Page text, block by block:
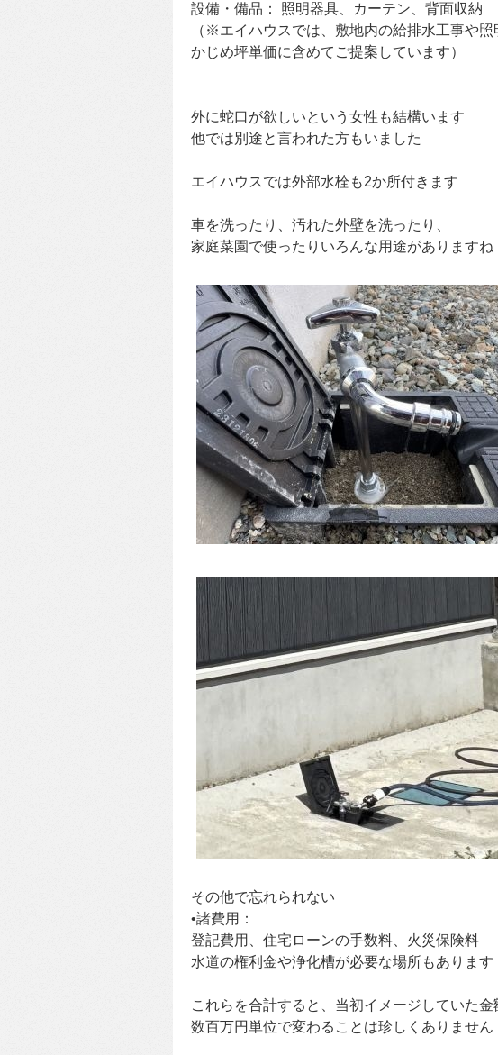
設備・備品： 照明器具、カーテン、背面収納
（※エイハウスでは、敷地内の給排水工事や
かじめ坪単価に含めてご提案しています）
外に蛇口が欲しいという女性も結構います
他では別途と言われた方もいました
エイハウスでは外部水栓も2か所付きます
車を洗ったり、汚れた外壁を洗ったり、
家庭菜園で使ったりいろんな用途がありますね
その他で忘れられない
•諸費用：
登記費用、住宅ローンの手数料、火災保険料
水道の権利金や浄化槽が必要な場所もあります
これらを合計すると、当初イメージしていた金
数百万円単位で変わることは珍しくありません